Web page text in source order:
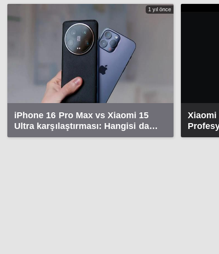
1 yıl önce
iPhone 16 Pro Max vs Xiaomi 15
Ultra karşılaştırması: Hangisi daha
üstün?
Xiaomi